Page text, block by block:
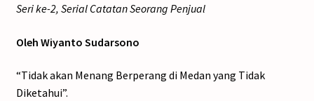
Seri ke-2, Serial Catatan Seorang Penjual
Oleh Wiyanto Sudarsono
“Tidak akan Menang Berperang di Medan yang Tidak
Diketahui”.